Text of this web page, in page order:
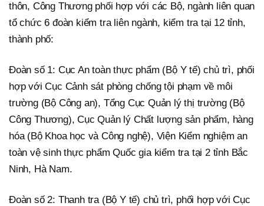
thôn, Công Thương phối hợp với các Bộ, ngành liên quan
tổ chức 6 đoàn kiểm tra liên ngành, kiểm tra tại 12 tỉnh,
thành phố:
Đoàn số 1: Cục An toàn thực phẩm (Bộ Y tế) chủ trì, phối
hợp với Cục Cảnh sát phòng chống tội phạm về môi
trường (Bộ Công an), Tổng Cục Quản lý thị trường (Bộ
Công Thương), Cục Quản lý Chất lượng sản phẩm, hàng
hóa (Bộ Khoa học và Công nghệ), Viện Kiểm nghiệm an
toàn vệ sinh thực phẩm Quốc gia kiểm tra tại 2 tỉnh Bắc
Ninh, Hà Nam.
Đoàn số 2: Thanh tra (Bộ Y tế) chủ trì, phối hợp với Cục